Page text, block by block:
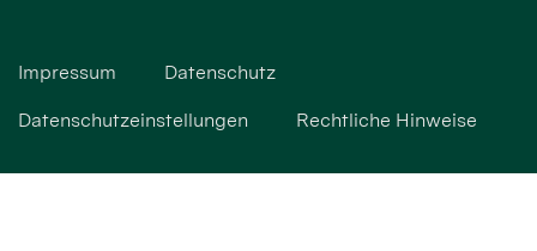
Impressum Datenschutz
Datenschutzeinstellungen Rechtliche Hinweise